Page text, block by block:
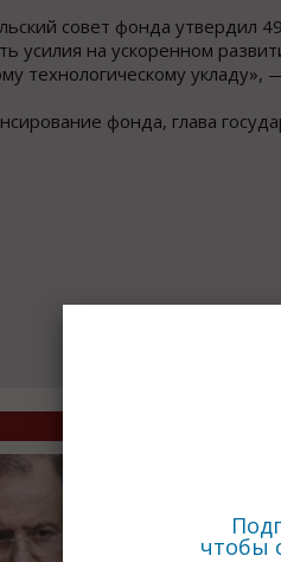
совет фонда утвердил
усилия на ускоренном
технологическому укладу»,
фонда, глава
чтобы